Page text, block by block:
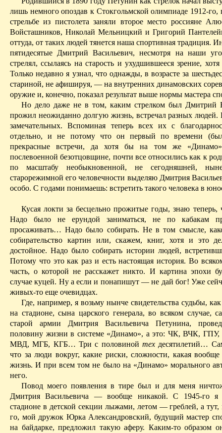
лишь немного опоздав к Стокгольмской олимпиаде 1912-го,
стрельбе из пистолета заняли второе место россияне
Войсташников, Николай Мельницкий и Григорий
оттуда, от таких людей тянется наша спортивная традиция.
пятидесятые Дмитрий Васильевич, несмотря на наши
стрелял, ссылаясь на старость и ухудшившееся зрение,
Только недавно я узнал, что однажды, в возрасте за
стариной, не афишируя, — на внутренних динамовских
оружие и, конечно, показал результат выше нормы мастера
Но дело даже не в том, каким стрелком был Дмитрий
прожил неожиданно долгую жизнь, встречал разных
замечательных. Вспоминая теперь всех их с
отдельно, ине потому что он первый по времени
прекрасные встречи, да хотя бы на том же
послевоенной безотцовщине, почти все относились как к
по масштабу необыкновенной, не сегодняшней,
старорежимной его человечности выделяю Дмитрия
особо. С годами понимаешь: встретить такого человека в
Кусая локти за бесцельно прожитые годы, знаю теперь,
Надо было не ерундой заниматься, не по кабакам
просаживать… Надо было собирать. Не в том смысле,
собирательство картин или, скажем, книг, хотя и это
достойное. Надо было собирать истории людей,
Потому что это как раз и есть настоящая история. Во
часть, о которой не расскажет никто. И картина эпохи
случае куцей. Ну а если и понапишут — не дай бог! Уже
живых-то еще очевидцах.
Где, например, я возьму нынче свидетельства судьбы,
на стадионе, сына царского генерала, во всяком случае,
старой армии Дмитрия Васильевича Петунина,
половину жизни в системе «Динамо», а это: ЧК, ВЧК,
МВД, МГБ, КГБ… Три с половинойтех десятилетий…
что за люди вокруг, какие риски, сложности, какая вообще
жизнь. И при всем том не было на «Динамо» морального
него.
Повод моего появления в тире был и для меня
Дмитрия Васильевича — вообще никакой. С 1945-го я
стадионе в детской секции лыжами, летом — греблей, а тут,
го, мой дружок Юрка Александровский, будущий мастер
на байдарке, предложил такую аферу. Каким-то образом